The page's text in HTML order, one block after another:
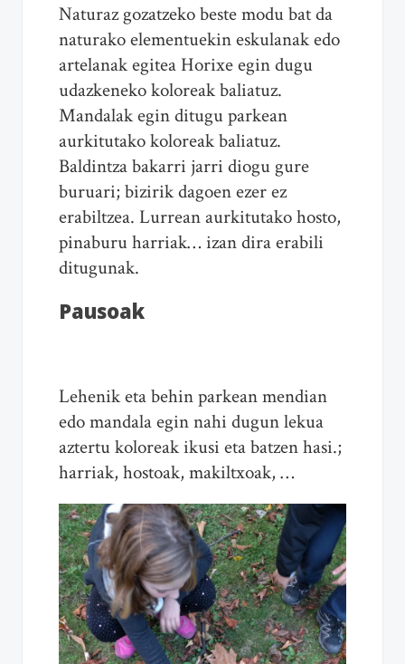
Naturaz gozatzeko beste modu bat da
naturako elementuekin eskulanak edo
artelanak egitea Horixe egin dugu
udazkeneko koloreak baliatuz.
Mandalak egin ditugu parkean
aurkitutako koloreak baliatuz.
Baldintza bakarri jarri diogu gure
buruari; bizirik dagoen ezer ez
erabiltzea. Lurrean aurkitutako hosto,
pinaburu harriak… izan dira erabili
ditugunak.
Pausoak
Lehenik eta behin parkean mendian
edo mandala egin nahi dugun lekua
aztertu koloreak ikusi eta batzen hasi.;
harriak, hostoak, makiltxoak, …